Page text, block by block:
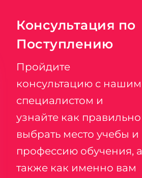
Консультация по
Поступлению
Пройдите
консультацию с нашим
специалистом и
узнайте как правильно
выбрать место учебы и
профессию обучения, а
также как именно вам